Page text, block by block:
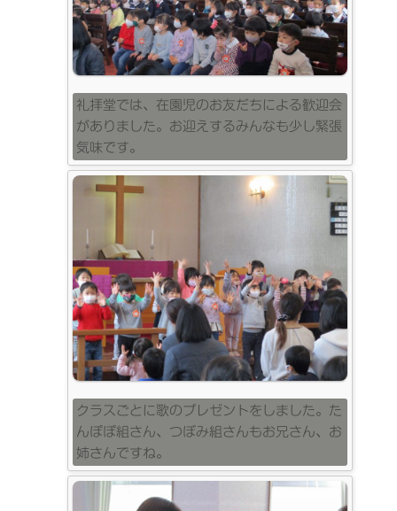
礼拝堂では、在園児のお友だちによる歓迎会
がありました。お迎えするみんなも少し緊張
気味です。
クラスごとに歌のプレゼントをしました。た
んぽぽ組さん、つぼみ組さんもお兄さん、お
姉さんですね。